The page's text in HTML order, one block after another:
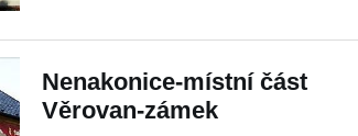
Nenakonice-místní část
Věrovan-zámek